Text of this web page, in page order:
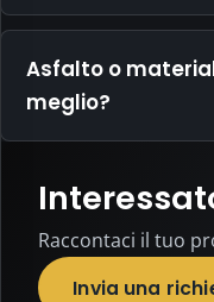
Asfalto o
meglio?
Raccontaci il tuo
Invia una
minimo
non
utilizza
cookie
statistici
pubblicitari.